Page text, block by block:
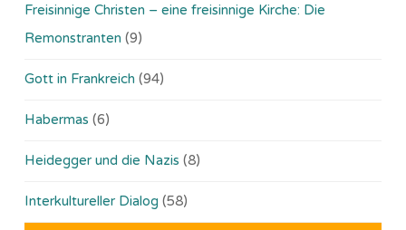
Freisinnige Christen – eine freisinnige Kirche: Die
Remonstranten (9)
Gott in Frankreich (94)
Habermas (6)
Heidegger und die Nazis (8)
Interkultureller Dialog (58)